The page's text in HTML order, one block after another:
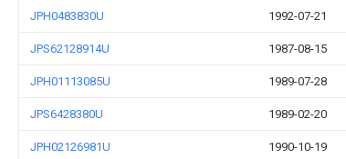
JPH0483830U 1992-07-21
JPS62128914U 1987-08-15
JPH01113085U 1989-07-28
JPS6428380U 1989-02-20
JPH02126981U 1990-10-19